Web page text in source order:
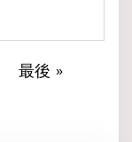
Last page
最後 »